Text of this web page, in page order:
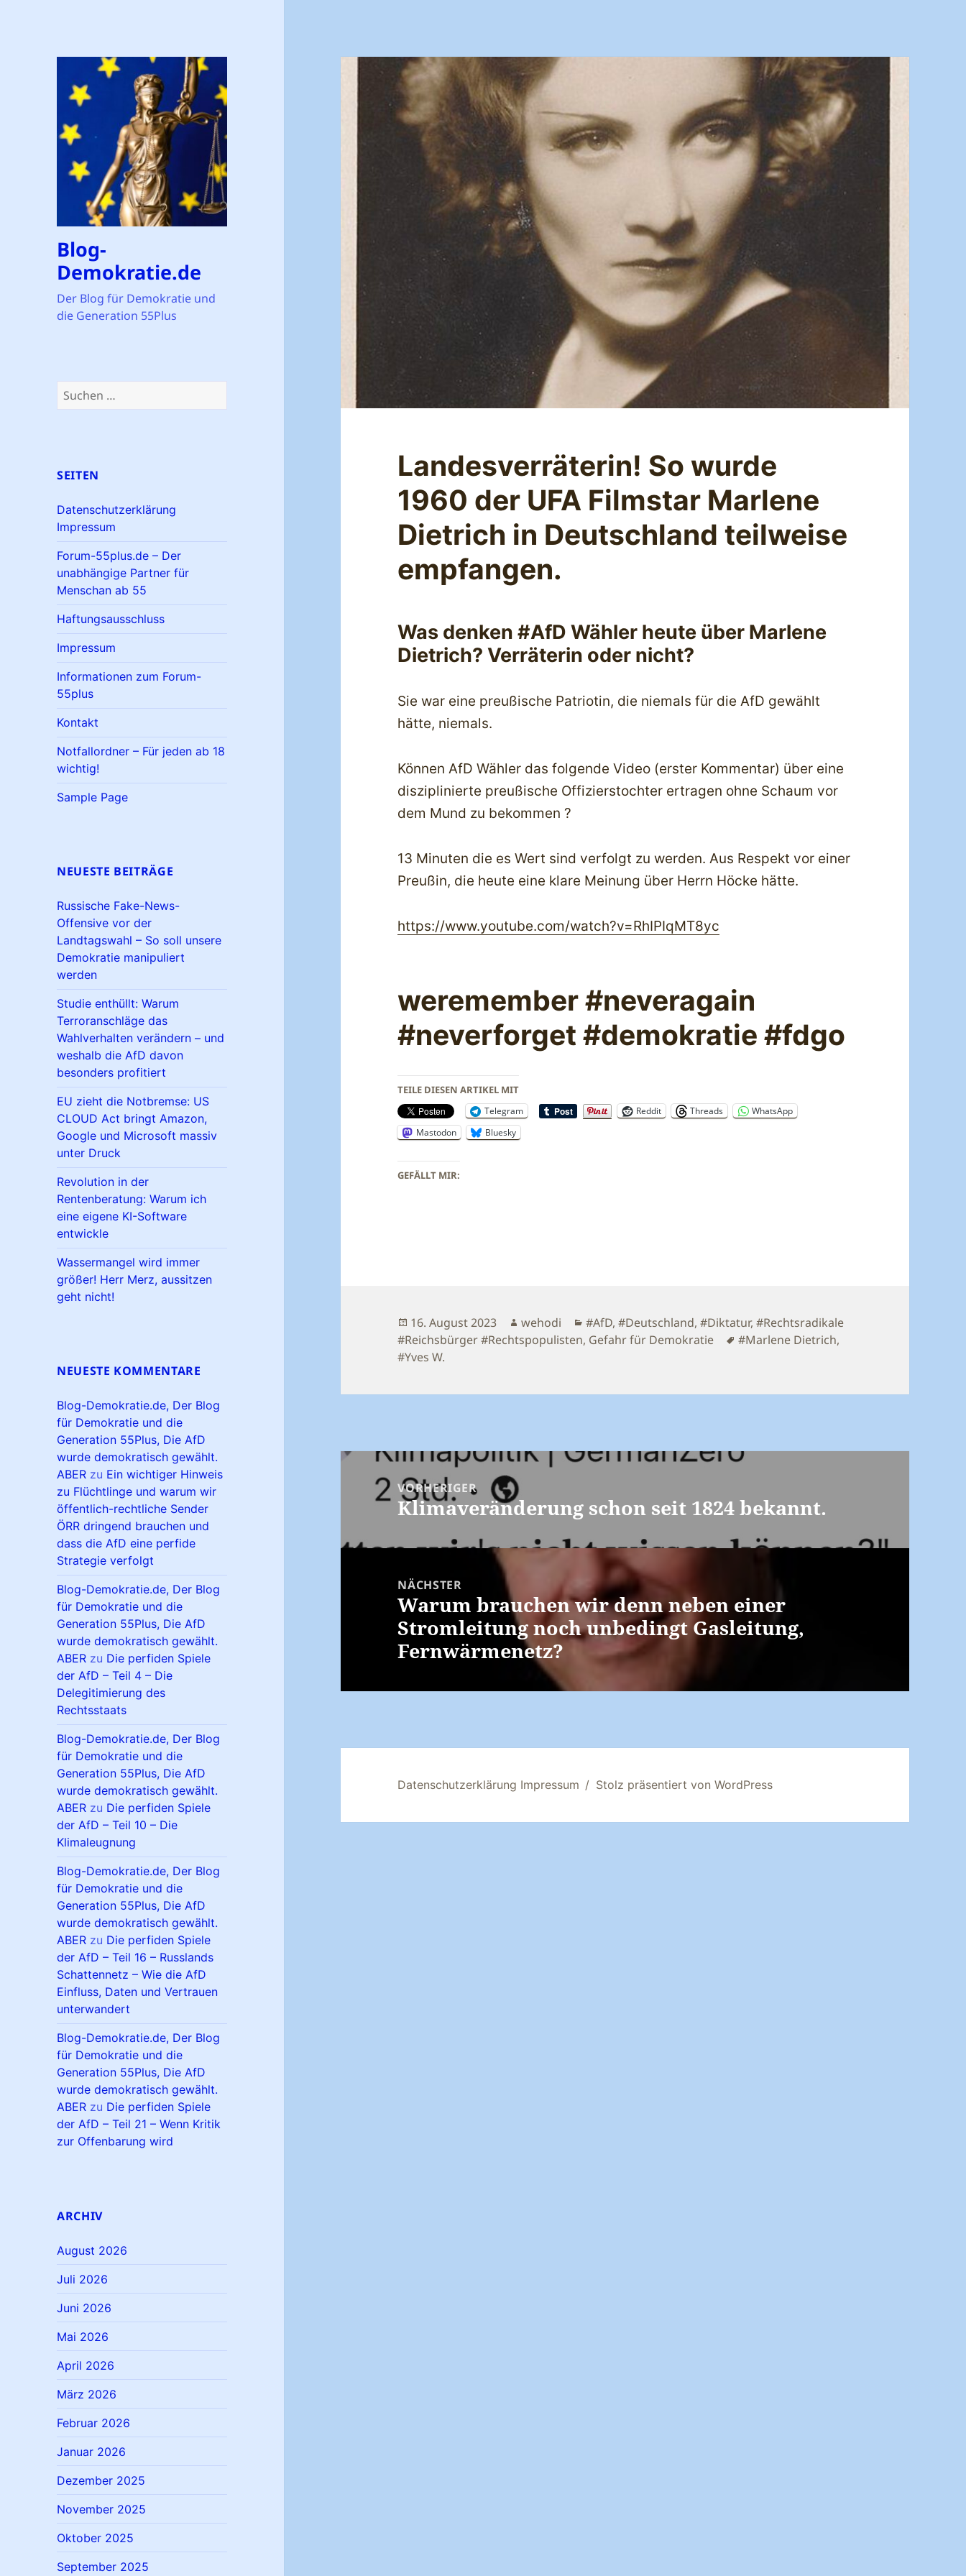
Blog-
Demokratie.de
Der Blog für Demokratie und
die Generation 55Plus
Suchen
nach:
SEITEN
Datenschutzerklärung
Impressum
Forum-55plus.de – Der
unabhängige Partner für
Menschan ab 55
Haftungsausschluss
Impressum
Informationen zum Forum-
55plus
Kontakt
Notfallordner – Für jeden ab 18
wichtig!
Sample Page
NEUESTE BEITRÄGE
Russische Fake-News-
Offensive vor der
Landtagswahl – So soll unsere
Demokratie manipuliert
werden
Studie enthüllt: Warum
Terroranschläge das
Wahlverhalten verändern – und
weshalb die AfD davon
besonders profitiert
EU zieht die Notbremse: US
CLOUD Act bringt Amazon,
Google und Microsoft massiv
unter Druck
Revolution in der
Rentenberatung: Warum ich
eine eigene KI-Software
entwickle
Wassermangel wird immer
größer! Herr Merz, aussitzen
geht nicht!
NEUESTE KOMMENTARE
Blog-Demokratie.de, Der Blog
für Demokratie und die
Generation 55Plus, Die AfD
wurde demokratisch gewählt.
ABER zu Ein wichtiger Hinweis
zu Flüchtlinge und warum wir
öffentlich-rechtliche Sender
ÖRR dringend brauchen und
dass die AfD eine perfide
Strategie verfolgt
Blog-Demokratie.de, Der Blog
für Demokratie und die
Generation 55Plus, Die AfD
wurde demokratisch gewählt.
ABER zu Die perfiden Spiele
der AfD – Teil 4 – Die
Delegitimierung des
Rechtsstaats
Blog-Demokratie.de, Der Blog
für Demokratie und die
Generation 55Plus, Die AfD
wurde demokratisch gewählt.
ABER zu Die perfiden Spiele
der AfD – Teil 10 – Die
Klimaleugnung
Blog-Demokratie.de, Der Blog
für Demokratie und die
Generation 55Plus, Die AfD
wurde demokratisch gewählt.
ABER zu Die perfiden Spiele
der AfD – Teil 16 – Russlands
Schattennetz – Wie die AfD
Einfluss, Daten und Vertrauen
unterwandert
Blog-Demokratie.de, Der Blog
für Demokratie und die
Generation 55Plus, Die AfD
wurde demokratisch gewählt.
ABER zu Die perfiden Spiele
der AfD – Teil 21 – Wenn Kritik
zur Offenbarung wird
ARCHIV
August 2026
Juli 2026
Juni 2026
Mai 2026
April 2026
März 2026
Februar 2026
Januar 2026
Dezember 2025
November 2025
Oktober 2025
September 2025
Landesverräterin! So wurde
1960 der UFA Filmstar Marlene
Dietrich in Deutschland teilweise
empfangen.
Was denken #AfD Wähler heute über Marlene
Dietrich? Verräterin oder nicht?
Sie war eine preußische Patriotin, die niemals für die AfD gewählt
hätte, niemals.
Können AfD Wähler das folgende Video (erster Kommentar) über eine
disziplinierte preußische Offizierstochter ertragen ohne Schaum vor
dem Mund zu bekommen ?
13 Minuten die es Wert sind verfolgt zu werden. Aus Respekt vor einer
Preußin, die heute eine klare Meinung über Herrn Höcke hätte.
https://www.youtube.com/watch?v=RhIPIqMT8yc
weremember #neveragain
#neverforget #demokratie #fdgo
TEILE DIESEN ARTIKEL MIT
Telegram Reddit Threads
WhatsApp
Mastodon
Bluesky
GEFÄLLT MIR:
Veröffentlicht
am
16. August 2023 Autor
wehodi Kategorien
#AfD,#Deutschland,#Diktatur,#Rechtsradikale
#Reichsbürger #Rechtspopulisten, Gefahr für Demokratie Schlagwörter
#Marlene Dietrich,
#Yves W.
Beitragsnavigation
VORHERIGER
Vorheriger
Klimaveränderung schon seit 1824 bekannt.
NÄCHSTER
Nächster
Beitrag:
Warum brauchen wir denn neben einer
Stromleitung noch unbedingt Gasleitung,
Fernwärmenetz?
Datenschutzerklärung Impressum Stolz präsentiert von WordPress